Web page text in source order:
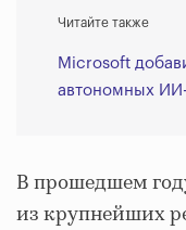
Читайте также
Microsoft
автономных
В прошедшем
из крупнейших